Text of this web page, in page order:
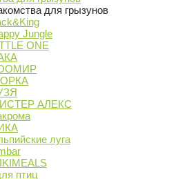
для грызунов
Jungle
ONE
АЛЕКС
луга
птиц